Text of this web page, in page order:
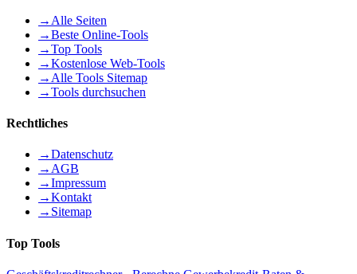
→ Alle Seiten
→Beste Online-Tools
→Top Tools
→Kostenlose Web-Tools
→ Alle Tools Sitemap
→Tools durchsuchen
Rechtliches
→Datenschutz
→AGB
→Impressum
→Kontakt
→ Sitemap
Top Tools